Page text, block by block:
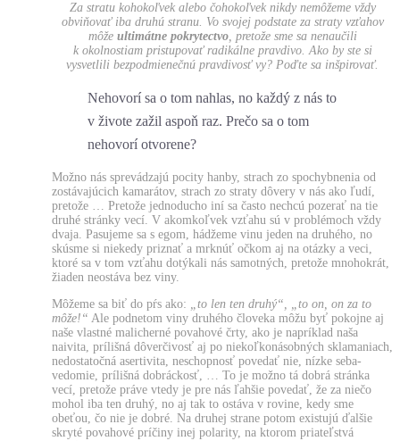
Za stratu kohokoľvek alebo čohokoľvek nikdy nemôžeme vždy
obviňovať iba druhú stranu. Vo svojej podstate za straty vzťahov
môže ultimátne pokrytectvo, pretože sme sa nenaučili
k okolnostiam pristupovať radikálne pravdivo. Ako by ste si
vysvetlili bezpodmienečnú pravdivosť vy? Poďte sa inšpirovať.
Nehovorí sa o tom nahlas, no každý z nás to
v živote zažil aspoň raz. Prečo sa o tom
nehovorí otvorene?
Možno nás sprevádzajú pocity hanby, strach zo spochybnenia od
zostávajúcich kamarátov, strach zo straty dôvery v nás ako ľudí,
pretože … Pretože jednoducho iní sa často nechcú pozerať na tie
druhé stránky vecí. V akomkoľvek vzťahu sú v problémoch vždy
dvaja. Pasujeme sa s egom, hádžeme vinu jeden na druhého, no
skúsme si niekedy priznať a mrknúť očkom aj na otázky a veci,
ktoré sa v tom vzťahu dotýkali nás samotných, pretože mnohokrát,
žiaden neostáva bez viny.
Môžeme sa biť do pŕs ako: „to len ten druhý“, „to on, on za to
môže!“ Ale podnetom viny druhého človeka môžu byť pokojne aj
naše vlastné malicherné povahové črty, ako je napríklad naša
naivita, prílišná dôverčivosť aj po niekoľkonásobných sklamaniach,
nedostatočná asertivita, neschopnosť povedať nie, nízke seba-
vedomie, prílišná dobráckosť, … To je možno tá dobrá stránka
vecí, pretože práve vtedy je pre nás ľahšie povedať, že za niečo
mohol iba ten druhý, no aj tak to ostáva v rovine, kedy sme
obeťou, čo nie je dobré. Na druhej strane potom existujú ďalšie
skryté povahové príčiny inej polarity, na ktorom priateľstvá